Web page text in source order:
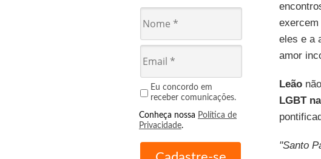
Eu concordo em
receber comunicações.
Conheça nossa Política de
Privacidade.
eles e a
amor
Leão
LGBT
"Santo